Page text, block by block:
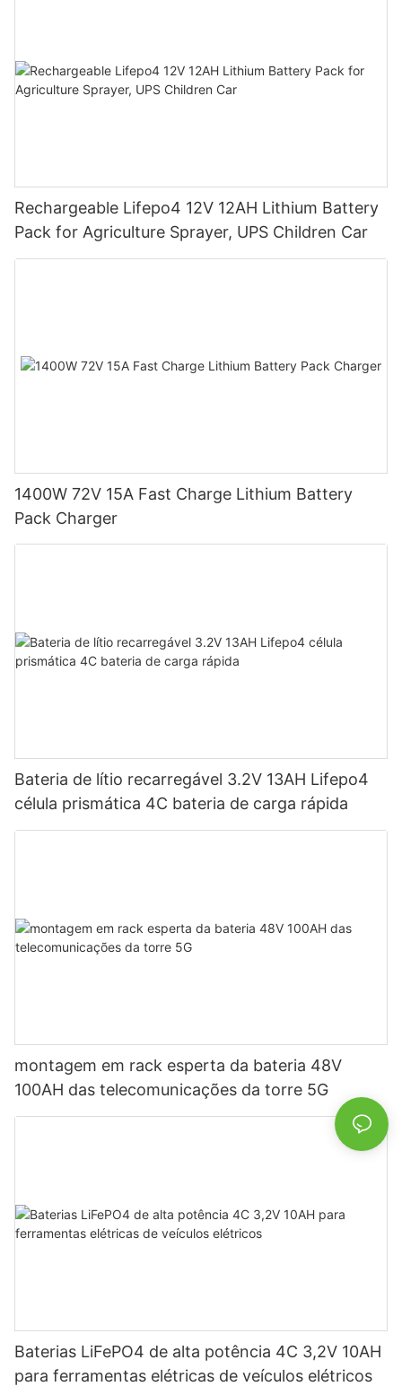
Rechargeable Lifepo4 12V 12AH Lithium Battery
Pack for Agriculture Sprayer, UPS Children Car
1400W 72V 15A Fast Charge Lithium Battery
Pack Charger
Bateria de lítio recarregável 3.2V 13AH Lifepo4
célula prismática 4C bateria de carga rápida
montagem em rack esperta da bateria 48V
100AH ​​das telecomunicações da torre 5G
Baterias LiFePO4 de alta potência 4C 3,2V 10AH
para ferramentas elétricas de veículos elétricos